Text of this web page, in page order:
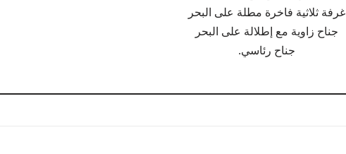
غرفة ثلاثية فاخرة مطلة على البحر
جناح زاوية مع إطلالة على البحر
جناح رئاسي.